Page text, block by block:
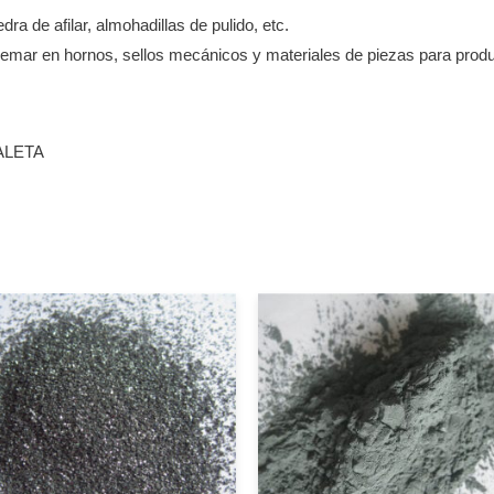
de afilar, almohadillas de pulido, etc.
en hornos, sellos mecánicos y materiales de piezas para